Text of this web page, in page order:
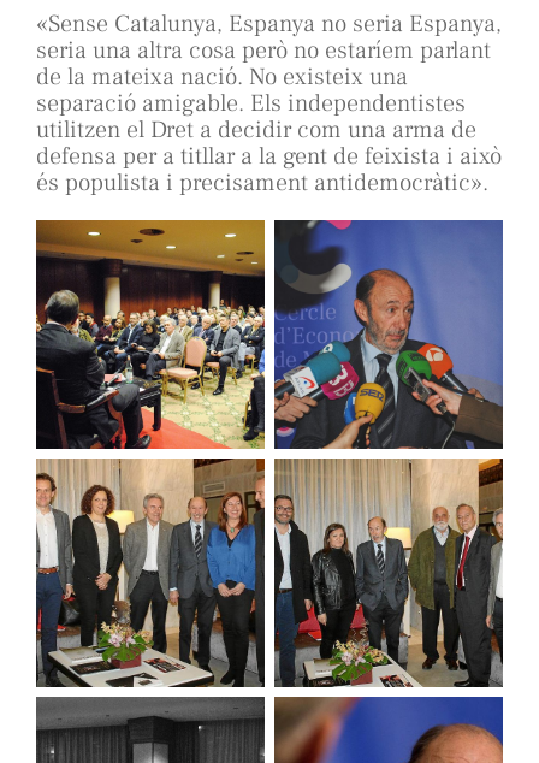
«Sense Catalunya, Espanya no seria Espanya,
seria una altra cosa però no estaríem parlant
de la mateixa nació. No existeix una
separació amigable. Els independentistes
utilitzen el Dret a decidir com una arma de
defensa per a titllar a la gent de feixista i això
és populista i precisament antidemocràtic».